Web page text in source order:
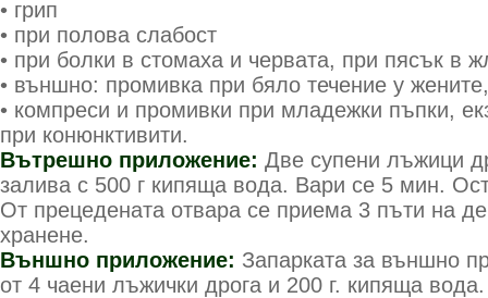
• грип
• при полова слабост
• при болки в стомаха и червата, при пясък в
• външно: промивка при бяло течение у
• компреси и промивки при младежки пъпки,
при конюнктивити.
Вътрешно приложение: Две супени лъжици
залива с 500 г кипяща вода. Вари се 5 мин.
От прецедената отвара се приема 3 пъти на
хранене.
Външно приложение: Запарката за външно
от 4 чаени лъжички дрога и 200 г. кипяща вода.